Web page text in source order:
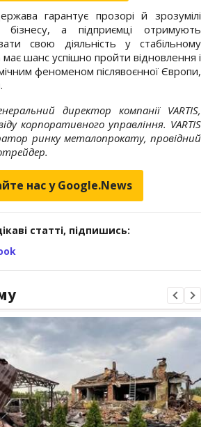
гарантує прозорі й зрозумілі
а підприємці отримують
свою діяльність у стабільному
шанс успішно пройти відновлення і
феноменом післявоєнної Європи,
директор компанії VARTIS,
корпоративного управління. VARTIS
ринку металопрокату, провідний
нас у Google.News
статті, підпишись: